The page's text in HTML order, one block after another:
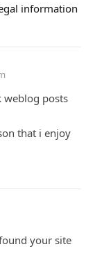
information
weblog posts
that i enjoy
your site